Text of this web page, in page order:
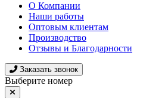
О Компании
Наши работы
Оптовым клиентам
Производство
Отзывы и Благодарности
Заказать звонок
Выберите номер